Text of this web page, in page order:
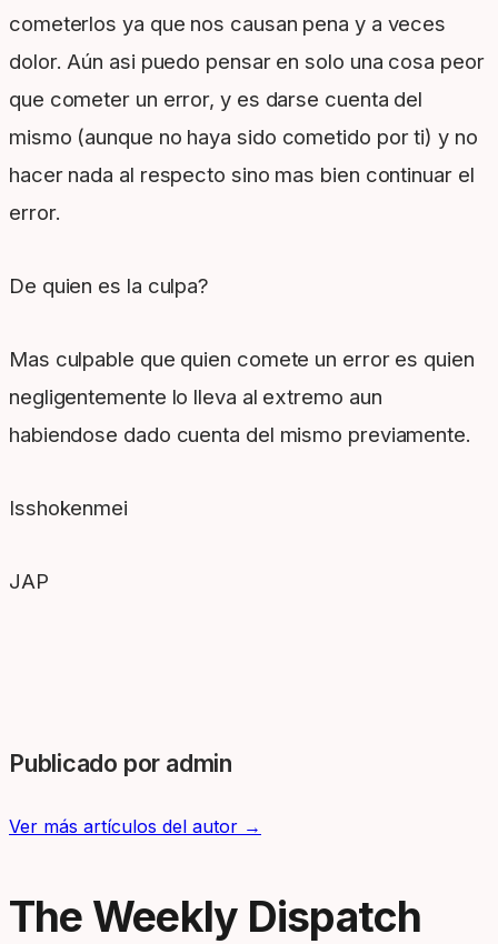
cometerlos ya que nos causan pena y a veces
dolor. Aún asi puedo pensar en solo una cosa peor
que cometer un error, y es darse cuenta del
mismo (aunque no haya sido cometido por ti) y no
hacer nada al respecto sino mas bien continuar el
error.
De quien es la culpa?
Mas culpable que quien comete un error es quien
negligentemente lo lleva al extremo aun
habiendose dado cuenta del mismo previamente.
Isshokenmei
JAP
Publicado por admin
Ver más artículos del autor →
The Weekly Dispatch